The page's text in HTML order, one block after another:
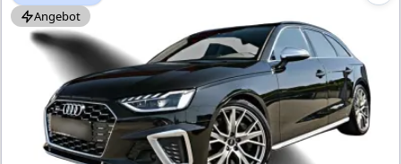
Angebot